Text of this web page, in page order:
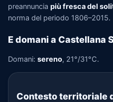
preannuncia più fresca del
norma del periodo 1806–2015.
E domani a Castellana
Domani: sereno, 21°/31°C.
Contesto territoriale